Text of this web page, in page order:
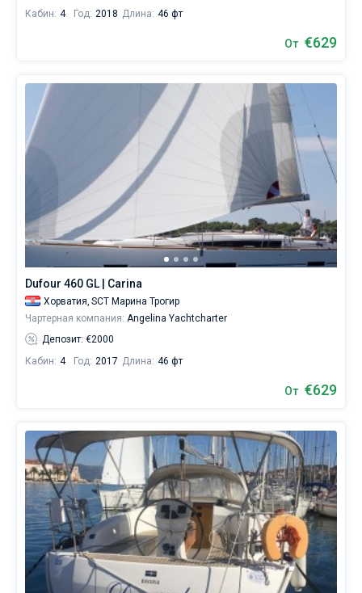
Кабин: 4 Год: 2018 Длина: 46 фт
От €629
Dufour 460 GL | Carina
Хорватия, SCT Марина Трогир
Чартерная компания: Angelina Yachtcharter
Депозит: €2000
Кабин: 4 Год: 2017 Длина: 46 фт
От €629